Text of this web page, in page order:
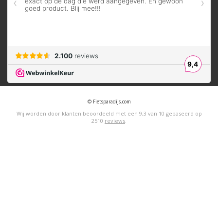
© Fietsparadijs.com
Wij worden door klanten beoordeeld met een 9,3 van 10 gebaseerd op
2510 reviews.